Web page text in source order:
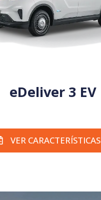
eDeliver 3 EV
VER CARACTERÍSTICAS